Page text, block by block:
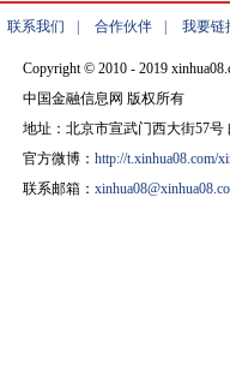
联系我们 合作伙伴 我要链
Copyright © 2010 - 2019
中国金融信息网 版权所有
地址：北京市宣武门西大街57号
官方微博： http://t.xinhua08.com/
联系邮箱：